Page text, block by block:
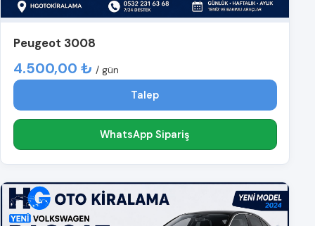
Peugeot 3008
4.500,00 ₺ / gün
Talep
WhatsApp Sipariş